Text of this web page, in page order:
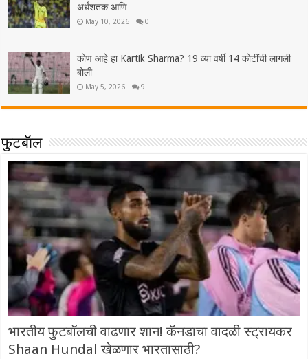
अर्धशतक आणि…
May 10, 2026 0
कोण आहे हा Kartik Sharma? 19 व्या वर्षी 14 कोटींची लागली
बोली
May 5, 2026 9
फुटबॅाल
भारतीय फुटबॉलची वाढणार शान! कॅनडाचा वादळी स्ट्रायकर
Shaan Hundal खेळणार भारतासाठी?